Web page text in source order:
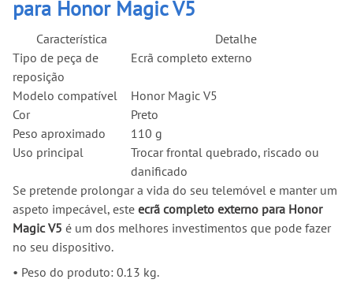
para Honor Magic V5
Característica
Detalhe
Tipo de peça de
reposição
Ecrã completo externo
Modelo compatível
Honor Magic V5
Cor
Preto
Peso aproximado
110 g
Uso principal
Trocar frontal quebrado, riscado ou
danificado
Se pretende prolongar a vida do seu telemóvel e manter um
aspeto impecável, este ecrã completo externo para Honor
Magic V5 é um dos melhores investimentos que pode fazer
no seu dispositivo.
• Peso do produto: 0.13 kg.